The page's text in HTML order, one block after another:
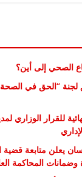
الصحي إلى أين؟
“الحق في
للقرار الوزاري
يعلن متابعة قضية
وضمانات المحاكمة